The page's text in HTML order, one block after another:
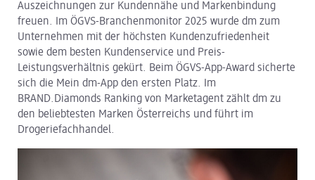
dm Logistik
dm Online Shop
PAYBACK
Über dm
Pressekontakt
Auszeichnungen zur Kundennähe und Markenbindung
freuen. Im ÖGVS-Branchenmonitor 2025 wurde dm zum
Unternehmen mit der höchsten Kundenzufriedenheit
sowie dem besten Kundenservice und Preis-
Leistungsverhältnis gekürt. Beim ÖGVS-App-Award sicherte
sich die Mein dm-App den ersten Platz. Im
BRAND.Diamonds Ranking von Marketagent zählt dm zu
den beliebtesten Marken Österreichs und führt im
Drogeriefachhandel.